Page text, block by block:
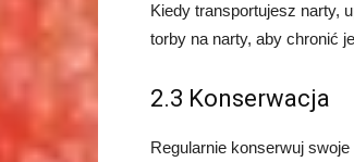
Kiedy transportujesz narty,
torby na narty, aby chronić
2.3 Konserwacja
Regularnie konserwuj